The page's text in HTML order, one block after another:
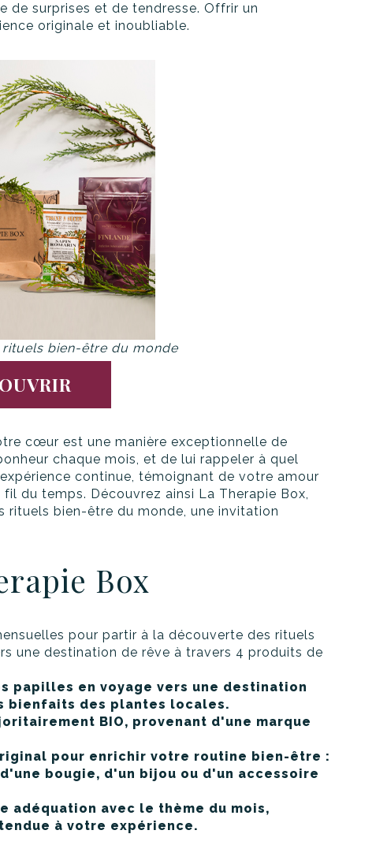
de surprises et de tendresse. Offrir un
originale et inoubliable.
bien-être du monde
cœur est une manière exceptionnelle de
chaque mois, et de lui rappeler à quel
continue, témoignant de votre amour
du temps. Découvrez ainsi La Therapie Box,
bien-être du monde, une invitation
Box
pour partir à la découverte des rituels
une destination de rêve à travers 4 produits de
papilles en voyage vers une destination
bienfaits des plantes locales.
BIO, provenant d'une marque
pour enrichir votre routine bien-être :
bougie, d'un bijou ou d'un accessoire
adéquation avec le thème du mois,
à votre expérience.